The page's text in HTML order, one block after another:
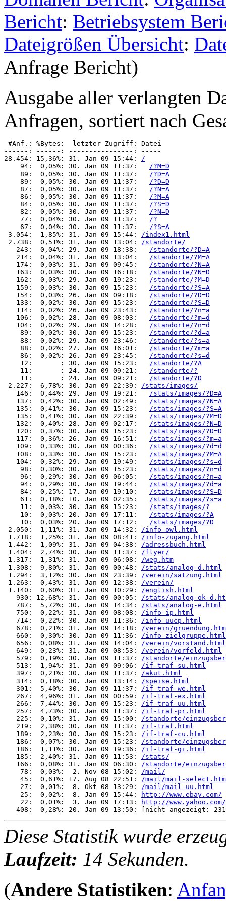
Bericht: Betriebsystem
Dateigrößen Übersicht:
Anfrage Bericht)
Ausgabe aller verlangten
Anfragen, sortiert nach
#Anf.: %Bytes:  letzter Zugriff: Datei
------: ------: ----------------: -----
28.454: 15,36%: 31. Jan 09 15:44: /
    94:  0,05%: 30. Jan 09 11:37:
/?M=D
    89:  0,05%: 30. Jan 09 11:37:
/?D=A
    89:  0,05%: 30. Jan 09 11:37:
/?D=D
    87:  0,05%: 30. Jan 09 11:37:
/?N=A
    86:  0,05%: 30. Jan 09 11:37:
/?M=A
    84:  0,05%: 30. Jan 09 11:37:
/?S=D
    82:  0,05%: 30. Jan 09 11:37:
/?N=D
    77:  0,04%: 30. Jan 09 11:37:
/?
    67:  0,04%: 30. Jan 09 11:37:
/?S=A
3.054:  1,85%: 31. Jan 09 15:44: /index1.html
2.738:  0,51%: 31. Jan 09 13:04: /standorte/
   243:  0,04%: 29. Jan 09 18:38:
/standorte/?D=A
   214:  0,04%: 31. Jan 09 13:04:
/standorte/?M=A
   174:  0,03%: 31. Jan 09 09:45:
/standorte/?N=A
   163:  0,03%: 30. Jan 09 16:18:
/standorte/?N=D
   162:  0,03%: 29. Jan 09 19:23:
/standorte/?M=D
   159:  0,03%: 30. Jan 09 15:23:
/standorte/?S=A
   154:  0,03%: 26. Jan 09 09:18:
/standorte/?D=D
   133:  0,02%: 30. Jan 09 15:23:
/standorte/?S=D
   114:  0,02%: 26. Jan 09 23:43:
/standorte/?n=a
   106:  0,02%: 28. Jan 09 08:03:
/standorte/?m=d
   104:  0,02%: 29. Jan 09 14:28:
/standorte/?n=d
    89:  0,02%: 30. Jan 09 15:23:
/standorte/?d=a
    88:  0,02%: 29. Jan 09 23:46:
/standorte/?s=a
    88:  0,02%: 27. Jan 09 16:01:
/standorte/?m=a
    86:  0,02%: 26. Jan 09 23:45:
/standorte/?s=d
    12:       : 30. Jan 09 15:23:
/standorte/?A
    11:       : 24. Jan 09 09:21:
/standorte/?
    11:       : 24. Jan 09 09:21:
/standorte/?D
2.227:  6,78%: 30. Jan 09 22:39: /stats/images/
   146:  0,44%: 29. Jan 09 19:21:
/stats/images/?D=A
   137:  0,42%: 30. Jan 09 02:49:
/stats/images/?N=A
   135:  0,41%: 30. Jan 09 15:23:
/stats/images/?S=A
   135:  0,41%: 30. Jan 09 22:39:
/stats/images/?M=D
   132:  0,40%: 28. Jan 09 02:17:
/stats/images/?N=D
   120:  0,37%: 30. Jan 09 15:23:
/stats/images/?D=D
   117:  0,36%: 26. Jan 09 16:51:
/stats/images/?m=a
   109:  0,33%: 30. Jan 09 00:36:
/stats/images/?d=d
   108:  0,33%: 30. Jan 09 15:23:
/stats/images/?M=A
   104:  0,32%: 29. Jan 09 19:49:
/stats/images/?s=d
    98:  0,30%: 30. Jan 09 15:23:
/stats/images/?n=d
    96:  0,29%: 30. Jan 09 06:05:
/stats/images/?n=a
    94:  0,29%: 30. Jan 09 19:44:
/stats/images/?d=a
    84:  0,25%: 17. Jan 09 19:10:
/stats/images/?S=D
    61:  0,18%: 10. Jan 09 02:35:
/stats/images/?s=a
    11:  0,03%: 30. Jan 09 15:23:
/stats/images/?
    10:  0,03%: 20. Jan 09 17:11:
/stats/images/?A
    10:  0,03%: 20. Jan 09 17:12:
/stats/images/?D
2.050:  1,11%: 31. Jan 09 14:32: /info-owl.html
1.718:  1,25%: 31. Jan 09 08:41: /info-zugang.html
1.442:  1,09%: 31. Jan 09 04:38: /adressbuch.html
1.404:  2,74%: 30. Jan 09 11:37: /flyer/
1.317:  1,31%: 31. Jan 09 06:08: /weg.htm
1.308:  9,80%: 31. Jan 09 00:48: /stats/analog-d.html
1.294:  3,12%: 30. Jan 09 23:39: /verein/satzung.html
1.263:  0,43%: 31. Jan 09 12:38: /verein/
1.140:  0,60%: 31. Jan 09 10:29: /english.html
   930: 12,68%: 31. Jan 09 00:05:
/stats/analog-ok-
   787:  5,72%: 30. Jan 09 14:34:
/stats/analog-e.html
   750:  0,22%: 31. Jan 09 08:08:
/info-ip.html
   714:  0,22%: 30. Jan 09 11:36:
/info-uucp.html
   678:  0,21%: 31. Jan 09 14:18:
/verein/
   660:  0,30%: 30. Jan 09 11:36:
/info-zielgruppe.html
   656:  0,08%: 31. Jan 09 14:04:
/verein/vorstand.html
   649:  0,23%: 31. Jan 09 08:53:
/verein/vorfeld.html
   579:  0,19%: 30. Jan 09 11:37:
/standorte/
   513:  1,94%: 31. Jan 09 09:06:
/if-traf-su.html
   397:  0,21%: 30. Jan 09 11:37:
/akut.html
   314:  0,18%: 30. Jan 09 13:14:
/speise.html
   301:  5,40%: 30. Jan 09 11:37:
/if-traf-we.html
   267:  4,96%: 31. Jan 09 00:59:
/if-traf-ex.html
   266:  7,44%: 30. Jan 09 15:23:
/if-traf-uu.html
   257:  4,73%: 30. Jan 09 11:37:
/if-traf-pr.html
   225:  0,10%: 31. Jan 09 15:00:
/standorte/
   219:  2,38%: 30. Jan 09 11:37:
/if-traf.html
   189:  2,23%: 30. Jan 09 15:23:
/if-traf-cu.html
   186:  0,07%: 30. Jan 09 15:23:
/standorte/
   186:  1,11%: 30. Jan 09 19:36:
/if-traf-gi.html
   185:  2,40%: 31. Jan 09 11:53:
/stats/
   166:  0,08%: 31. Jan 09 06:30:
/standorte/
    78:  0,03%:  2. Nov 08 15:02:
/mail/
    45:  0,61%: 17. Aug 08 22:51:
/mail/mail-
    27:  0,01%:  8. Okt 08 13:29:
/mail/mail-uu.html
    25:  0,02%:  8. Jan 09 15:44:
http://www.ebay.com/
    22:  0,01%:  3. Jan 09 17:13:
http://www.yahoo.com/
Diese Statistik wurde
Laufzeit: 14 Sekunden.
(Andere Statistiken: